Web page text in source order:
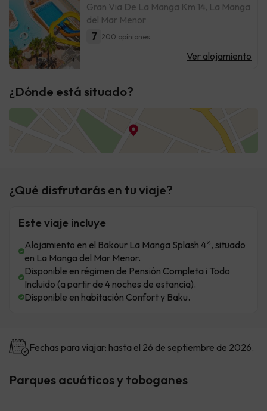
Gran Via De La Manga Km 14, La Manga
del Mar Menor
7 200 opiniones
Ver alojamiento
¿Dónde está situado?
¿Qué disfrutarás en tu viaje?
Este viaje incluye
Alojamiento en el Bakour La Manga Splash 4*, situado
en La Manga del Mar Menor.
Disponible en régimen de Pensión Completa i Todo
Incluido (a partir de 4 noches de estancia).
Disponible en habitación Confort y Baku.
Fechas para viajar: hasta el 26 de septiembre de 2026.
Parques acuáticos y toboganes